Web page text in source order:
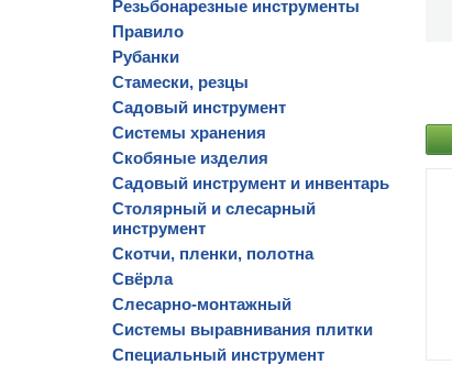
Резьбонарезные инструменты
Правило
Рубанки
Стамески, резцы
Садовый инструмент
Системы хранения
Скобяные изделия
Садовый инструмент и инвентарь
Столярный и слесарный
инструмент
Скотчи, пленки, полотна
Свёрла
Слесарно-монтажный
Системы выравнивания плитки
Специальный инструмент